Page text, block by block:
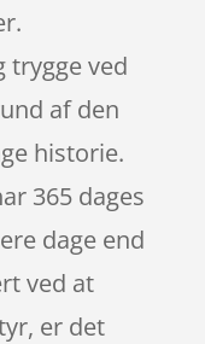
trygge ved
af den
historie.
365 dages
dage end
ved at
er det